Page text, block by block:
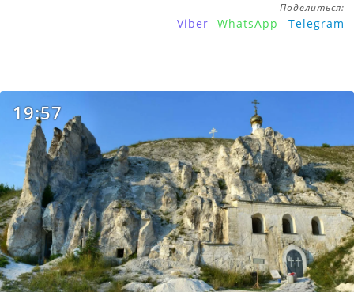
Поделиться:
Viber WhatsApp Telegram
19:57